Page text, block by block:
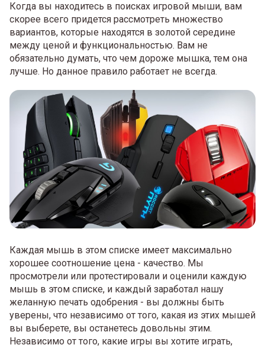
Когда вы находитесь в поисках игровой мыши, вам
скорее всего придется рассмотреть множество
вариантов, которые находятся в золотой середине
между ценой и функциональностью. Вам не
обязательно думать, что чем дороже мышка, тем она
лучше. Но данное правило работает не всегда.
Каждая мышь в этом списке имеет максимально
хорошее соотношение цена - качество. Мы
просмотрели или протестировали и оценили каждую
мышь в этом списке, и каждый заработал нашу
желанную печать одобрения - вы должны быть
уверены, что независимо от того, какая из этих мышей
вы выберете, вы останетесь довольны этим.
Независимо от того, какие игры вы хотите играть,